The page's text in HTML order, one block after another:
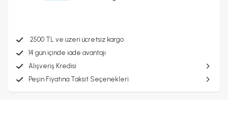
2500 TL ve üzeri ücretsiz kargo
14 gün içinde iade avantajı
Alışveriş Kredisi
Peşin Fiyatına Taksit Seçenekleri